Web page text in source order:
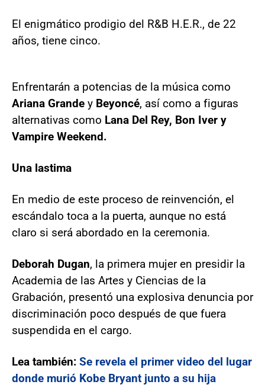
El enigmático prodigio del R&B H.E.R., de 22
años, tiene cinco.
Enfrentarán a potencias de la música como
Ariana Grande y Beyoncé, así como a figuras
alternativas como Lana Del Rey, Bon Iver y
Vampire Weekend.
Una lastima
En medio de este proceso de reinvención, el
escándalo toca a la puerta, aunque no está
claro si será abordado en la ceremonia.
Deborah Dugan, la primera mujer en presidir la
Academia de las Artes y Ciencias de la
Grabación, presentó una explosiva denuncia por
discriminación poco después de que fuera
suspendida en el cargo.
Lea también: Se revela el primer video del lugar
donde murió Kobe Bryant junto a su hija